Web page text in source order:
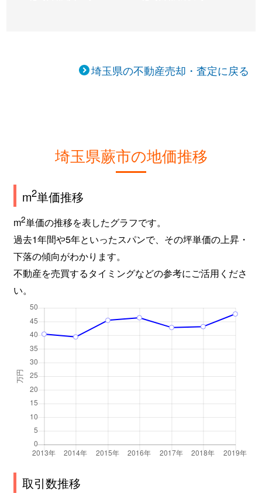
埼玉県の不動産売却・査定に戻る
埼玉県蕨市の地価推移
m2単価推移
m2単価の推移を表したグラフです。
過去1年間や5年といったスパンで、その坪単価の上昇・
下落の傾向がわかります。
不動産を売買するタイミングなどの参考にご活用くださ
い。
取引数推移